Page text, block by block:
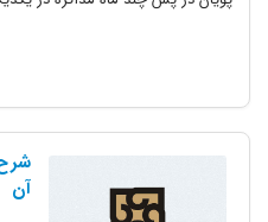
شرح
آن